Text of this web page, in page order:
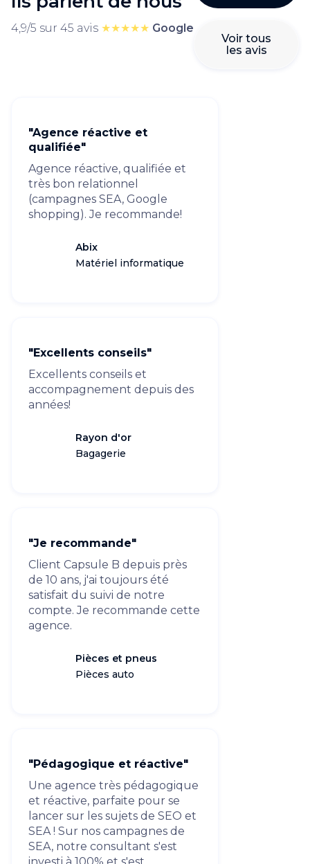
4,9/5 sur 45 avis ★★★★★ Google
Voir tous
les avis
"Agence réactive et
qualifiée"
Agence réactive, qualifiée et
très bon relationnel
(campagnes SEA, Google
shopping). Je recommande!
Abix
Matériel informatique
"Excellents conseils"
Excellents conseils et
accompagnement depuis des
années!
Rayon d'or
Bagagerie
"Je recommande"
Client Capsule B depuis près
de 10 ans, j'ai toujours été
satisfait du suivi de notre
compte. Je recommande cette
agence.
Pièces et pneus
Pièces auto
"Pédagogique et réactive"
Une agence très pédagogique
et réactive, parfaite pour se
lancer sur les sujets de SEO et
SEA ! Sur nos campagnes de
SEA, notre consultant s'est